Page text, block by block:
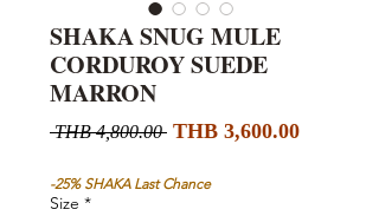
SHAKA SNUG MULE
CORDUROY SUEDE
MARRON
THB 4,800.00 Regular
THB 3,600.00Sale
-25% SHAKA Last Chance
Size *